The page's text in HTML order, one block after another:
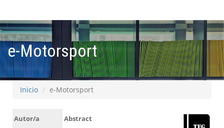
e-Motorsport
Inicio e-Motorsport
Autor/a
Abstract